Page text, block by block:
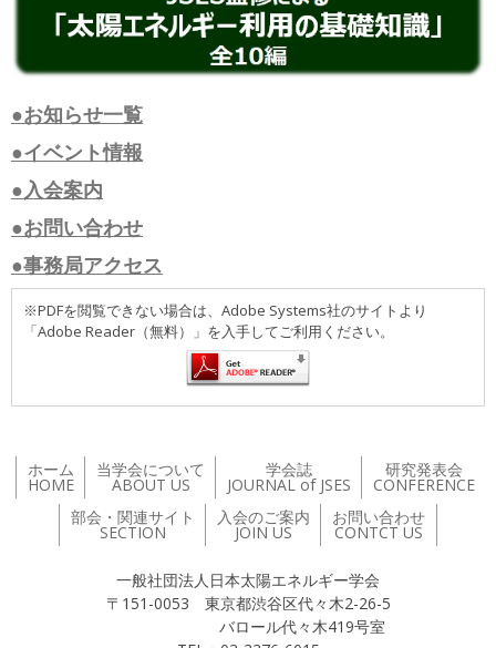
●お知らせ一覧
●イベント情報
●入会案内
●お問い合わせ
●事務局アクセス
※PDFを閲覧できない場合は、Adobe Systems社のサイトより
「Adobe Reader（無料）」を入手してご利用ください。
ホーム
HOME
当学会について
ABOUT US
学会誌
JOURNAL of JSES
研究発表会
CONFERENCE
部会・関連サイト
SECTION
入会のご案内
JOIN US
お問い合わせ
CONTCT US
一般社団法人日本太陽エネルギー学会
〒151-0053 東京都渋谷区代々木2-26-5
バロール代々木419号室